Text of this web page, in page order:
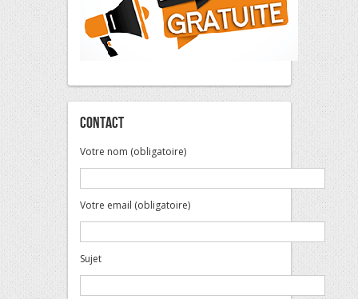
Contact
Votre nom (obligatoire)
Votre email (obligatoire)
Sujet